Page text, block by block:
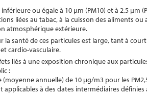
ou égale à 10 µm (PM10) et à 2,5
liées au tabac, à la cuisson des aliments
atmosphérique extérieure.
la santé de ces particules est large, tant à
cardio-vasculaire.
liés à une exposition chronique aux
:
annuelle) de 10 μg/m3 pour les
à des dates intermédiaires